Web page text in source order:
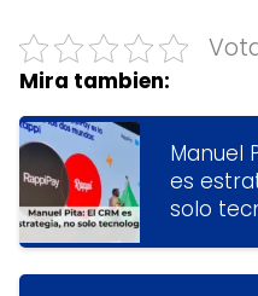
Mira tambien:
Manuel
es
solo